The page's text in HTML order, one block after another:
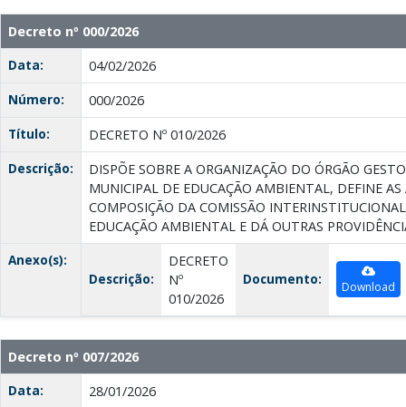
Decreto nº 000/2026
Data:
04/02/2026
Número:
000/2026
Título:
DECRETO Nº 010/2026
Descrição:
DISPÕE SOBRE A ORGANIZAÇÃO DO ÓRGÃO
MUNICIPAL DE EDUCAÇÃO AMBIENTAL, DEFINE AS
COMPOSIÇÃO DA COMISSÃO
EDUCAÇÃO AMBIENTAL E DÁ OUTRAS
Anexo(s):
Descrição:
DECRETO
Nº
010/2026
Documento: Download
Decreto nº 007/2026
Data:
28/01/2026